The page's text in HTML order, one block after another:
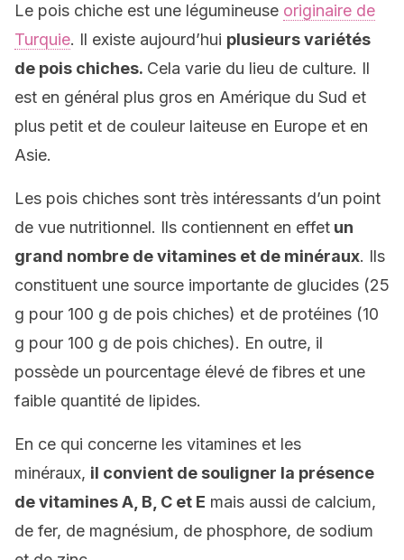
Le pois chiche est une légumineuse originaire de
Turquie. Il existe aujourd’hui plusieurs variétés
de pois chiches. Cela varie du lieu de culture. Il
est en général plus gros en Amérique du Sud et
plus petit et de couleur laiteuse en Europe et en
Asie.
Les pois chiches sont très intéressants d’un point
de vue nutritionnel. Ils contiennent en effet un
grand nombre de vitamines et de minéraux. Ils
constituent une source importante de glucides (25
g pour 100 g de pois chiches) et de protéines (10
g pour 100 g de pois chiches). En outre, il
possède un pourcentage élevé de fibres et une
faible quantité de lipides.
En ce qui concerne les vitamines et les
minéraux, il convient de souligner la présence
de vitamines A, B, C et E mais aussi de calcium,
de fer, de magnésium, de phosphore, de sodium